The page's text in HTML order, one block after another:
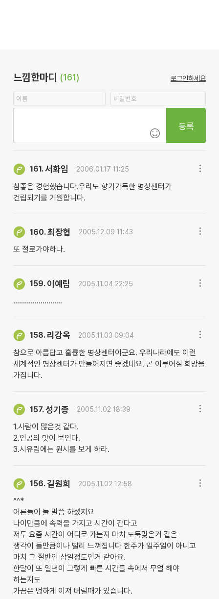
느낌한마디 (161) 로그인하세요
등록
161.서화임 2006.01.17 11:25
참좋은 경험했습니다.우리도 향기가득한 명상센터가
건립되기를 기원합니다.
160.최장협 2005.12.09 11:43
또 절로가야하나.
159. 이예림 2005.11.04 22:25
.........................
158. 리강옥 2005.11.03 09:04
참으로 아름답고 훌륭한 명상센터이군요. 우리나라에도 이런
세계적인 명상센터가 만들어지면 좋겠네요. 곧 이루어질 희망을
가집니다.
157.성기종 2005.11.02 18:39
1.사람이 많은것 같다.
2.인공의 맛이 보인다.
3.시유림에는 원시를 보게 하라.
156. 길원희 2005.11.02 12:58
^^*
어른들이 늘 말씀 하셨지요
나이만큼에 속력을 가지고 시간이 간다고
저두 요즘 시간이 어디로 가는지 마치 도둑맞은거 같은
생각이 들만큼이나 빨리 느껴집니다 한주가 일주일이 아니고
마치 그 절반인 삼일정도인거 같아요.
한달이 또 일년이 그렇게 빠른 시간들 속에서 무얼 해야
하는지도
가끔은 멍하게 이져 버릴때가 있습니다.